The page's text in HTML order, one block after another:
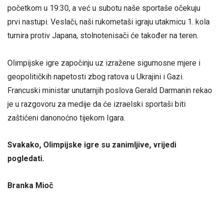
početkom u 19:30, a već u subotu naše sportaše očekuju
prvi nastupi. Veslači, naši rukometaši igraju utakmicu 1. kola
turnira protiv Japana, stolnotenisači će također na teren.
Olimpijske igre započinju uz izražene sigurnosne mjere i
geopolitičkih napetosti zbog ratova u Ukrajini i Gazi.
Francuski ministar unutarnjih poslova Gerald Darmanin rekao
je u razgovoru za medije da će izraelski sportaši biti
zaštićeni danonoćno tijekom Igara.
Svakako, Olimpijske igre su zanimljive, vrijedi
pogledati.
Branka Mioč